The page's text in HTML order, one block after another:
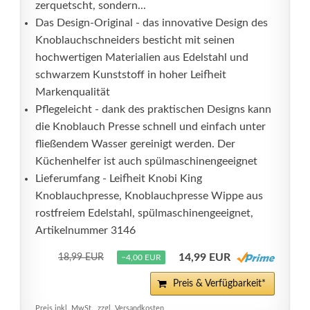
zerquetscht, sondern...
Das Design-Original - das innovative Design des
Knoblauchschneiders besticht mit seinen
hochwertigen Materialien aus Edelstahl und
schwarzem Kunststoff in hoher Leifheit
Markenqualität
Pflegeleicht - dank des praktischen Designs kann
die Knoblauch Presse schnell und einfach unter
fließendem Wasser gereinigt werden. Der
Küchenhelfer ist auch spülmaschinengeeignet
Lieferumfang - Leifheit Knobi King
Knoblauchpresse, Knoblauchpresse Wippe aus
rostfreiem Edelstahl, spülmaschinengeeignet,
Artikelnummer 3146
18,99 EUR −4,00 EUR 14,99 EUR
Preis & Verfügbarkeit*
Preis inkl. MwSt., zzgl. Versandkosten